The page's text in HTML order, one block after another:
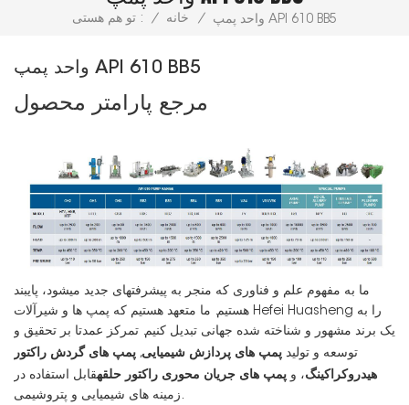
تو هم هستی : / خانه / واحد پمپ API 610 BB5
واحد پمپ API 610 BB5
مرجع پارامتر محصول
ما به مفهوم علم و فناوری که منجر به پیشرفتهای جدید میشود، پایبند
هستیم. ما متعهد هستیم که پمپ ها و شیرآلات Hefei Huasheng را به
یک برند مشهور و شناخته شده جهانی تبدیل کنیم. تمرکز عمدتا بر تحقیق و
توسعه و تولید پمپ های پردازش شیمیایی, پمپ های گردش راکتور
هیدروکراکینگ، و پمپ های جریان محوری راکتور حلقهقابل استفاده در
زمینه های شیمیایی و پتروشیمی.